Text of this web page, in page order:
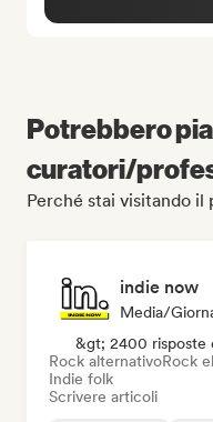
Potrebbero
curatori/
Perché stai visitando
indie now
Media/
&gt; 2400 risposte
Rock alternativoRock
Indie folk
Scrivere articoli